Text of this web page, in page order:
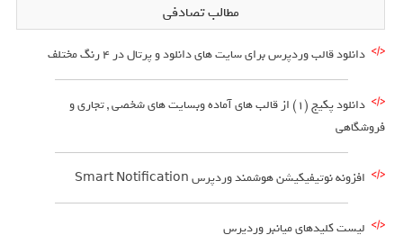
مطالب تصادفی
دانلود قالب وردپرس برای سایت های دانلود و پرتال در 4 رنگ مختلف
دانلود پکیج (1) از قالب های آماده وبسایت های شخصی , تجاری و
فروشگاهی
افزونه نوتیفیکیشن هوشمند وردپرس Smart Notification
لیست کلیدهای میانبر وردپرس